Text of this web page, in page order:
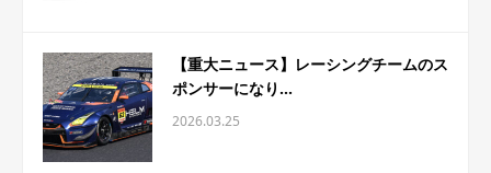
【重大ニュース】レーシングチームのス
ポンサーになり...
2026.03.25